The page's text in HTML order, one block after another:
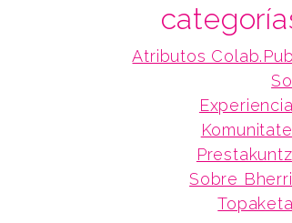
Atributos
Sobre